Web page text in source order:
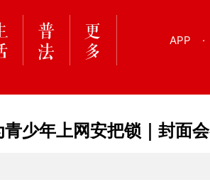
APP ·
少年上网安把锁｜封面